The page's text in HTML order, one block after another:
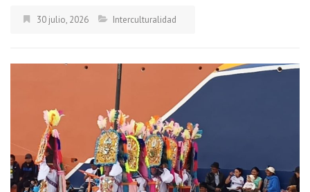
30 julio, 2026 Interculturalidad